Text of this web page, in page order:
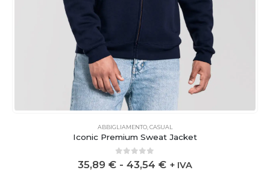
ABBIGLIAMENTO, CASUAL
Iconic Premium Sweat Jacket
0 out of 5
35,89 € - 43,54 € + IVA